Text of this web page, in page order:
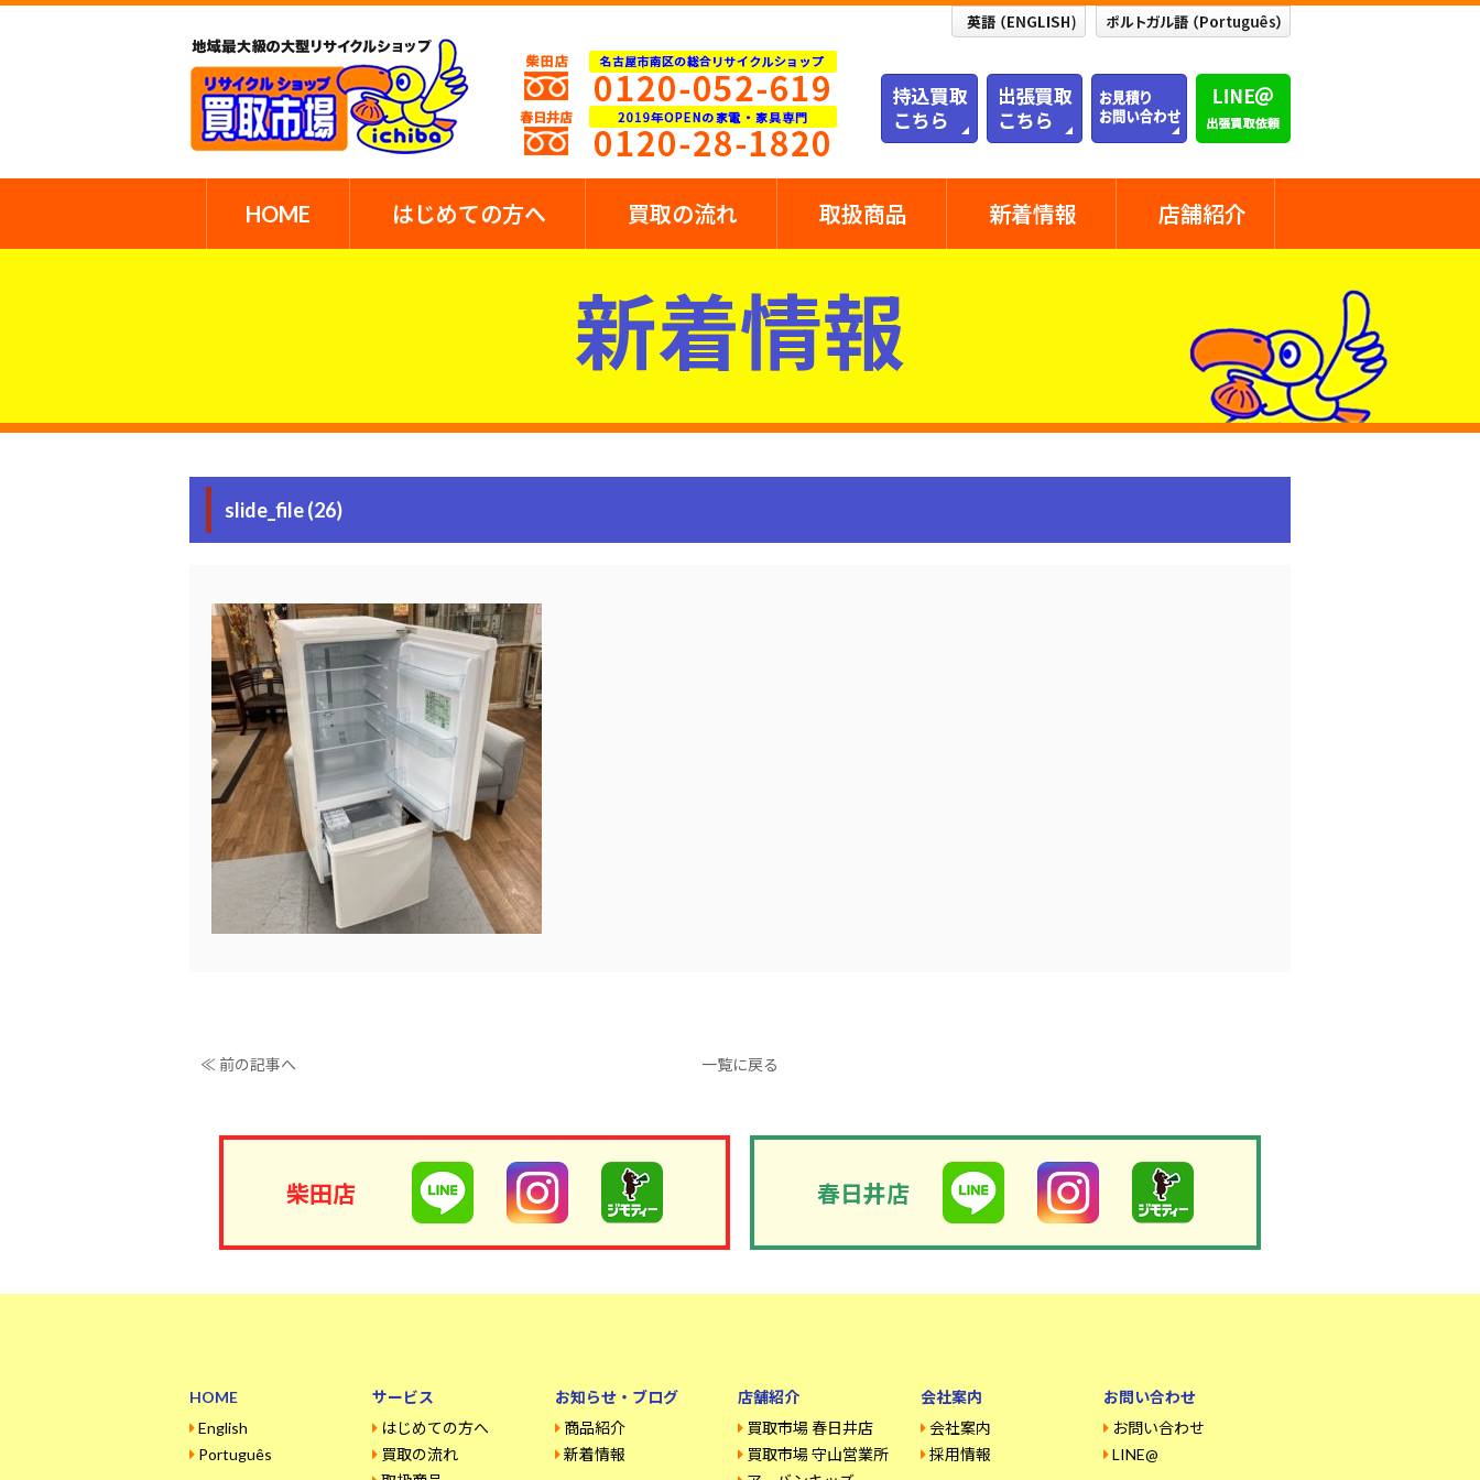
HOME はじめての方へ 買取の流れ 取扱商品 新着情報 店舗紹介
新着情報
slide_file (26)
≪ 前の記事へ 一覧に戻る
柴田店 春日井店
HOME
English
Português
サービス
はじめての方へ
買取の流れ
お知らせ・ブログ
商品紹介
新着情報
店舗紹介
買取市場 春日井店
買取市場 守山営業所
会社案内
会社案内
採用情報
お問い合わせ
お問い合わせ
LINE@